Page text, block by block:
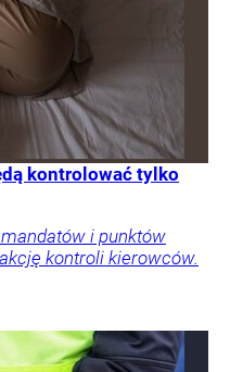
kontrolować tylko
i punktów
kontroli kierowców.